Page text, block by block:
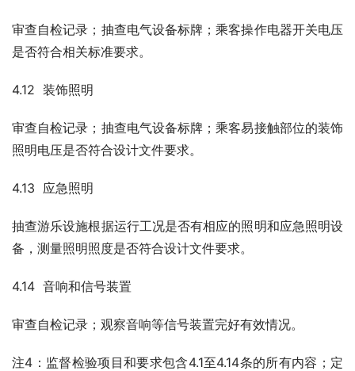
审查自检记录；抽查电气设备标牌；乘客操作电器开关电压
是否符合相关标准要求。
4.12  装饰照明
审查自检记录；抽查电气设备标牌；乘客易接触部位的装饰
照明电压是否符合设计文件要求。
4.13  应急照明
抽查游乐设施根据运行工况是否有相应的照明和应急照明设
备，测量照明照度是否符合设计文件要求。
4.14  音响和信号装置
审查自检记录；观察音响等信号装置完好有效情况。
注4：监督检验项目和要求包含4.1至4.14条的所有内容；定